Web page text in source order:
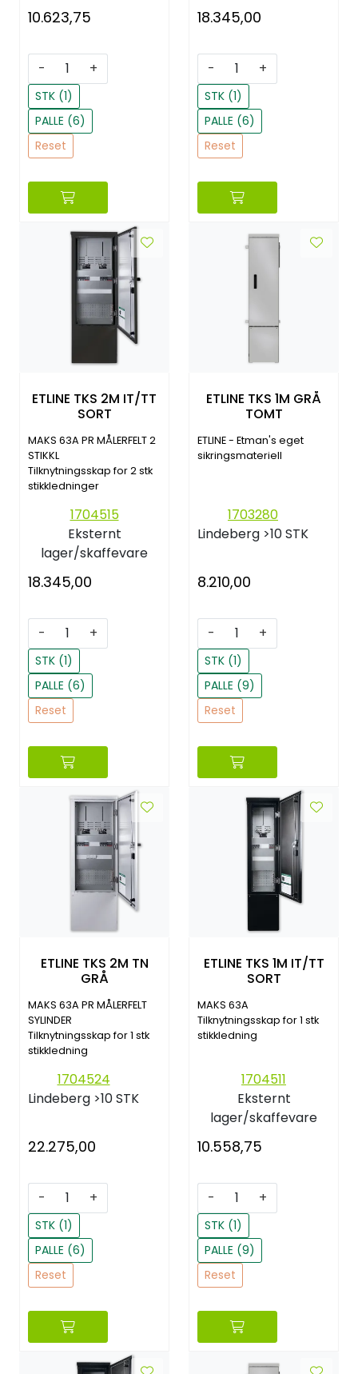
10.623,75
- +
STK (1)
PALLE (6)
Reset
18.345,00
- +
STK (1)
PALLE (6)
Reset
ETLINE TKS 2M IT/TT
SORT
MAKS 63A PR MÅLERFELT 2
STIKKL
Tilknytningsskap for 2 stk
stikkledninger
1704515
Eksternt
lager/skaffevare
18.345,00
- +
STK (1)
PALLE (6)
Reset
ETLINE TKS 1M GRÅ
TOMT
ETLINE - Etman's eget
sikringsmateriell
1703280
Lindeberg >10 STK
8.210,00
- +
STK (1)
PALLE (9)
Reset
ETLINE TKS 2M TN
GRÅ
MAKS 63A PR MÅLERFELT
SYLINDER
Tilknytningsskap for 1 stk
stikkledning
1704524
Lindeberg >10 STK
22.275,00
- +
STK (1)
PALLE (6)
Reset
ETLINE TKS 1M IT/TT
SORT
MAKS 63A
Tilknytningsskap for 1 stk
stikkledning
1704511
Eksternt
lager/skaffevare
10.558,75
- +
STK (1)
PALLE (9)
Reset